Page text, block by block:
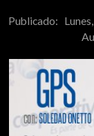
Publicado: